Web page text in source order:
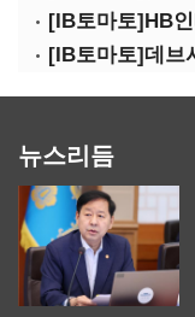
뉴스리듬